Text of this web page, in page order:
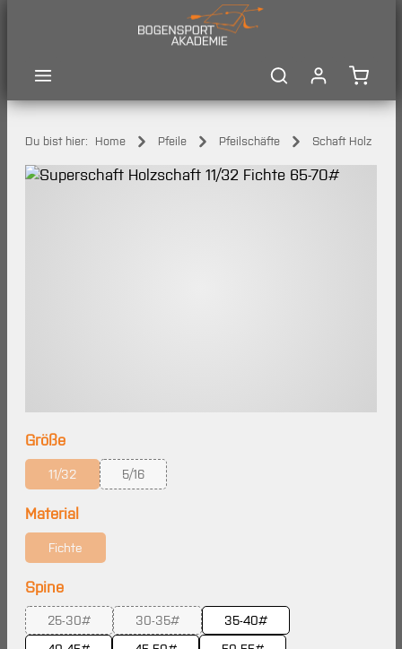
Du bist hier: Home Pfeile Pfeilschäfte Schaft Holz
Bildergalerie überspringen
Größeauswählen
11/32
(Diese Option ist zurzeit nicht verfügbar.)
5/16
(Diese Option ist zurzeit nicht verfügbar.)
Materialauswählen
Fichte
(Diese Option ist zurzeit nicht verfügbar.)
Spineauswählen
25-30#
(Diese Option ist zurzeit nicht verfügbar.)
30-35#
(Diese Option ist zurzeit nicht verfügbar.)
35-40#